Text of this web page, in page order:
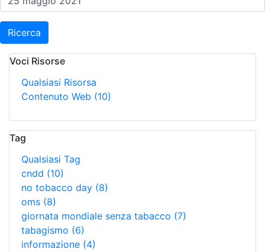
Ricerca
Voci Risorse
Qualsiasi Risorsa
Contenuto Web (10)
Tag
Qualsiasi Tag
cndd (10)
no tobacco day (8)
oms (8)
giornata mondiale senza tabacco (7)
tabagismo (6)
informazione (4)